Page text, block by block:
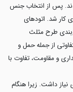
پس از انتخاب جنس
کار شد. اتودهای
طرح مثلث
از جمله حمل و
و مقاومت، تفاوت با
داشت. زیرا هنگام